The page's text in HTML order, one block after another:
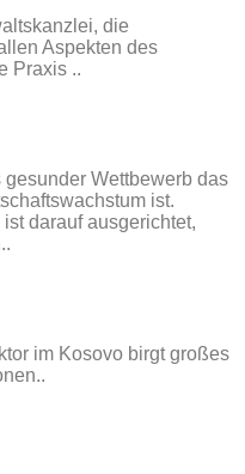
die
Aspekten des
Praxis ..
Wettbewerb das
ist.
darauf ausgerichtet,
im Kosovo birgt großes